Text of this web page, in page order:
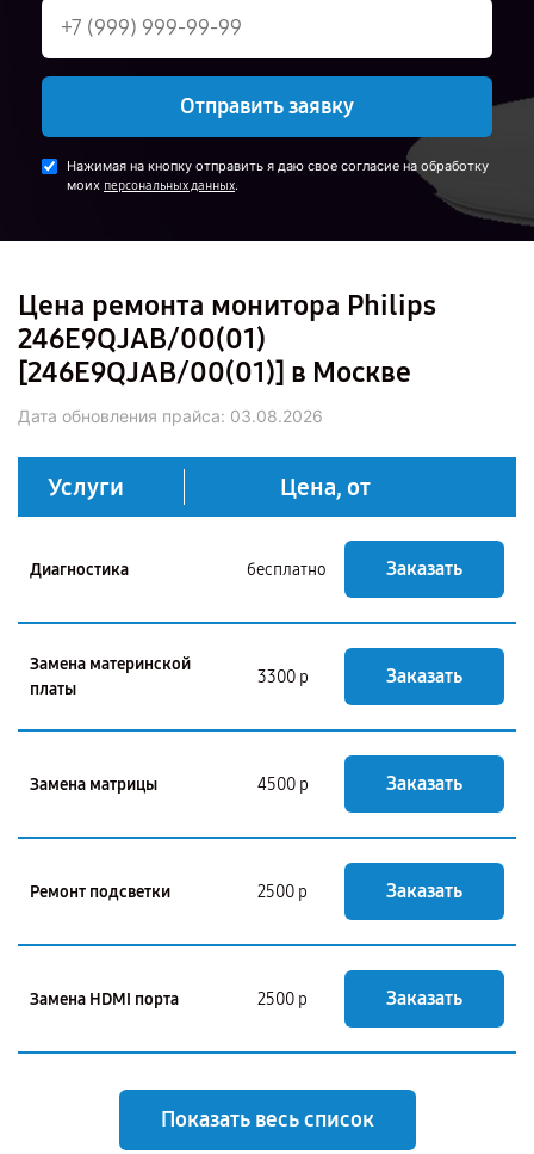
Отправить заявку
Нажимая на кнопку отправить я даю свое согласие на обработку
моих персональных данных.
Цена ремонта монитора Philips
246E9QJAB/00(01)
[246E9QJAB/00(01)] в Москве
Дата обновления прайса: 03.08.2026
Услуги Цена, от
Диагностика бесплатно Заказать
Замена материнской
платы
3300 р Заказать
Замена матрицы 4500 р Заказать
Ремонт подсветки 2500 р Заказать
Замена HDMI порта 2500 р Заказать
Показать весь список